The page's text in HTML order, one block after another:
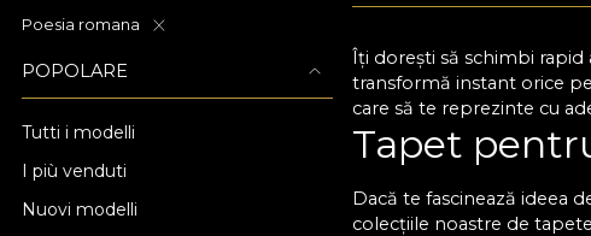
Poesia romana
POPOLARE
Tutti i modelli
I più venduti
Nuovi modelli
Îți dorești să schimbi
transformă instant orice
care să te reprezinte cu
Tapet
Dacă te fascinează ideea
colecțiile noastre de